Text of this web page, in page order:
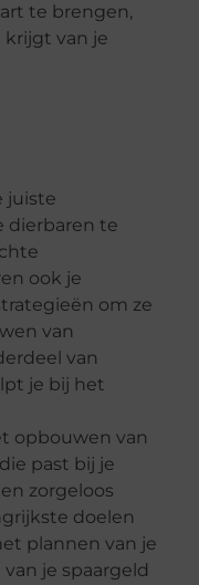
te brengen,
krijgt van je
juiste
dierbaren te
ook je
om ze
van
van
je bij het
opbouwen van
past bij je
zorgeloos
doelen
plannen van je
je spaargeld